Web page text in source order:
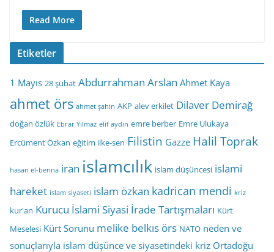
Read More
Etiketler
1 Mayıs 28 şubat Abdurrahman Arslan Ahmet Kaya
ahmet örs ahmet şahin AKP alev erkilet Dilaver Demirağ
doğan özlük Ebrar Yılmaz elif aydın emre berber Emre Ulukaya
Ercüment Özkan eğitim ilke-sen Filistin Gazze Halil Toprak
hasan el-benna iran islamcılık islam düşüncesi islami
hareket islam siyaseti islam özkan kadrican mendi kriz
kur'an Kurucu İslami Siyasi İrade Tartışmaları Kürt
Meselesi Kürt Sorunu melike belkıs örs NATO neden ve
sonuçlarıyla islam düşünce ve siyasetindeki kriz Ortadoğu